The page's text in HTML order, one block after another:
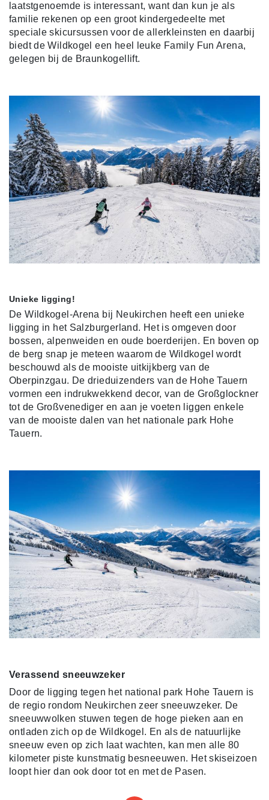
laatstgenoemde is interessant, want dan kun je als
familie rekenen op een groot kindergedeelte met
speciale skicursussen voor de allerkleinsten en daarbij
biedt de Wildkogel een heel leuke Family Fun Arena,
gelegen bij de Braunkogellift.
Unieke ligging!
De Wildkogel-Arena bij Neukirchen heeft een unieke
ligging in het Salzburgerland. Het is omgeven door
bossen, alpenweiden en oude boerderijen. En boven op
de berg snap je meteen waarom de Wildkogel wordt
beschouwd als de mooiste uitkijkberg van de
Oberpinzgau. De drieduizenders van de Hohe Tauern
vormen een indrukwekkend decor, van de Großglockner
tot de Großvenediger en aan je voeten liggen enkele
van de mooiste dalen van het nationale park Hohe
Tauern.
Verassend sneeuwzeker
Door de ligging tegen het national park Hohe Tauern is
de regio rondom Neukirchen zeer sneeuwzeker. De
sneeuwwolken stuwen tegen de hoge pieken aan en
ontladen zich op de Wildkogel. En als de natuurlijke
sneeuw even op zich laat wachten, kan men alle 80
kilometer piste kunstmatig besneeuwen. Het skiseizoen
loopt hier dan ook door tot en met de Pasen.